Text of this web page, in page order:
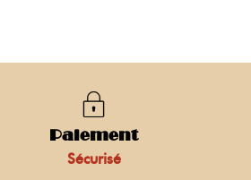
Paiement
Sécurisé